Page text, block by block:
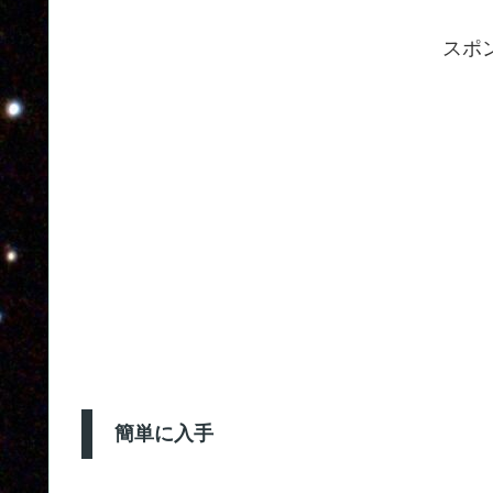
スポ
簡単に入手